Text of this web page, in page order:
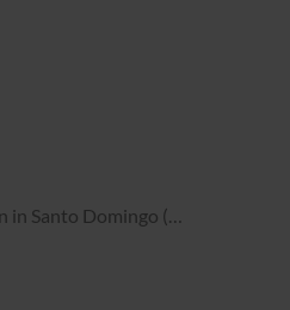
Touren in Santo Domingo (Dominikanische Republik)